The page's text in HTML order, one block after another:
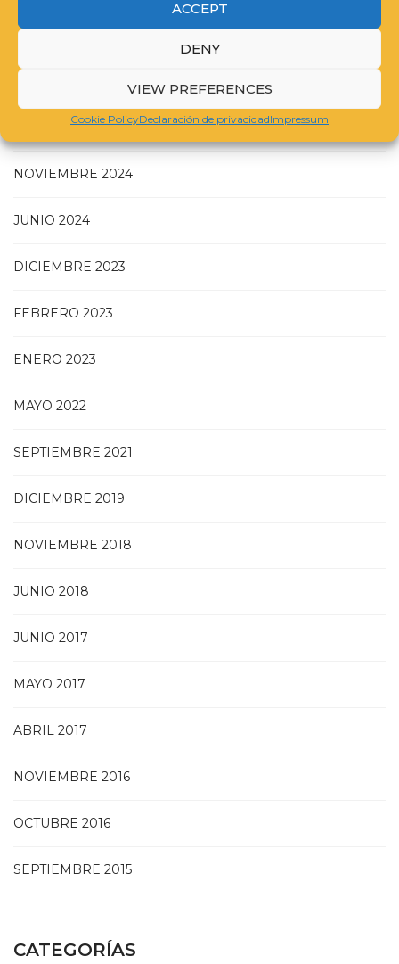
ACCEPT
DENY
VIEW PREFERENCES
Cookie PolicyDeclaración de privacidadImpressum
MAYO 2025
NOVIEMBRE 2024
JUNIO 2024
DICIEMBRE 2023
FEBRERO 2023
ENERO 2023
MAYO 2022
SEPTIEMBRE 2021
DICIEMBRE 2019
NOVIEMBRE 2018
JUNIO 2018
JUNIO 2017
MAYO 2017
ABRIL 2017
NOVIEMBRE 2016
OCTUBRE 2016
SEPTIEMBRE 2015
CATEGORÍAS